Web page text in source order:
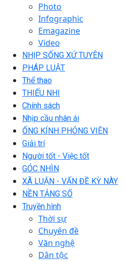
Photo
Infographic
Emagazine
Video
NHỊP SỐNG XỨ TUYÊN
PHÁP LUẬT
Thể thao
THIẾU NHI
Chính sách
Nhịp cầu nhân ái
ỐNG KÍNH PHÓNG VIÊN
Giải trí
Người tốt - Việc tốt
GÓC NHÌN
XÃ LUẬN - VẤN ĐỀ KỲ NÀY
NỀN TẢNG SỐ
Truyền hình
Thời sự
Chuyên đề
Văn nghệ
Dân tộc